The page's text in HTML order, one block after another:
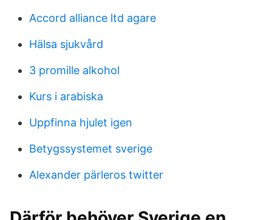
Accord alliance ltd agare
Hälsa sjukvård
3 promille alkohol
Kurs i arabiska
Uppfinna hjulet igen
Betygssystemet sverige
Alexander pärleros twitter